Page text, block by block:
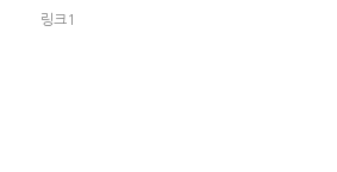
링크1